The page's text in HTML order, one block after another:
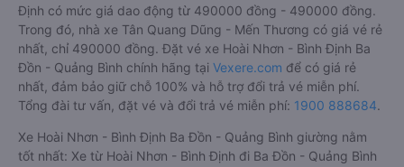
Định có mức giá dao động từ 490000 đồng - 490000 đồng.
Trong đó, nhà xe Tân Quang Dũng - Mến Thương có giá vé rẻ
nhất, chỉ 490000 đồng. Đặt vé xe Hoài Nhơn - Bình Định Ba
Đồn - Quảng Bình chính hãng tại Vexere.com để có giá rẻ
nhất, đảm bảo giữ chỗ 100% và hỗ trợ đổi trả vé miễn phí.
Tổng đài tư vấn, đặt vé và đổi trả vé miễn phí: 1900 888684.
Xe Hoài Nhơn - Bình Định Ba Đồn - Quảng Bình giường nằm
tốt nhất: Xe từ Hoài Nhơn - Bình Định đi Ba Đồn - Quảng Bình